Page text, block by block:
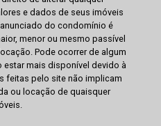
e dados de seus imóveis
do condomínio é
menor ou mesmo passível
Pode ocorrer de algum
estar mais disponível devido à
feitas pelo site não implicam
ou locação de quaisquer